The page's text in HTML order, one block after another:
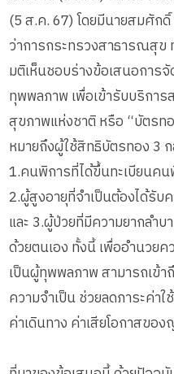
(5 ส.ค. 67) โดยมีนายสมศัก
ว่าการกระทรวงสาธารณสุข
มติเห็นชอบร่างข้อเสนอการ
ทุพพลภาพ เพื่อเข้ารับบริกา
สุขภาพแห่งชาติ หรือ “บัตร
หมายถึงผู้ใช้สิทธิบัตรทอง 3
1.คนพิการที่ได้ขึ้นทะเบียนค
2.ผู้สูงอายุที่จำเป็นต้องได้รับ
และ 3.ผู้ป่วยที่มีความยากลํา
ด้วยตนเอง ทั้งนี้ เพื่ออำนวย
เป็นผู้ทุพพลภาพ สามารถเข้
ความจําเป็น ช่วยลดภาระค่า
ค่าเดินทาง ค่าเสียโอกาสขอ